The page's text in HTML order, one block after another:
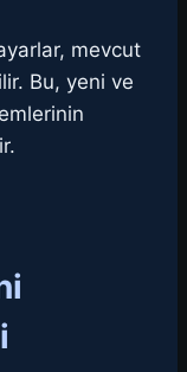
mevcut
Bu, yeni ve